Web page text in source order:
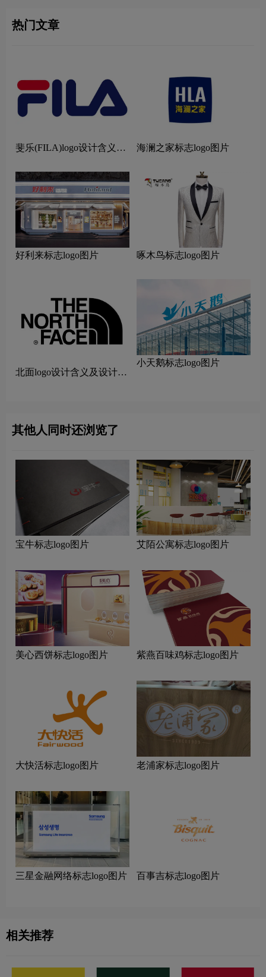
热门文章
斐乐(FILA)logo设计含义及
海澜之家标志logo图片
好利来标志logo图片 啄木鸟标志logo图片
北面logo设计含义及设计理
小天鹅标志logo图片
其他人同时还浏览了
宝牛标志logo图片 艾陌公寓标志logo图片
美心西饼标志logo图片 紫燕百味鸡标志logo图片
大快活标志logo图片 老浦家标志logo图片
三星金融网络标志logo图片 百事吉标志logo图片
相关推荐